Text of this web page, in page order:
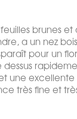
brunes
a un nez
pour un
une
très fine et